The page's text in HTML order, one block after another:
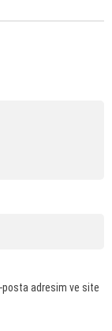
posta adresim ve site